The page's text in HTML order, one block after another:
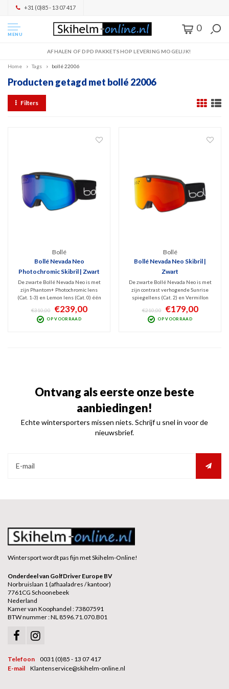
+31 (0)85 - 13 07 417
MENU
0
AFHALEN OF DPD PAKKETSHOP LEVERING MOGELIJK!
Home Tags bollé 22006
Producten getagd met bollé 22006
Filters
Bollé
Bollé Nevada Neo
Photochromic Skibril | Zwart
De zwarte Bollé Nevada Neo is met
zijn Phantom+ Photochromic lens
(Cat. 1-3) en Lemon lens (Cat. 0) één
van de meest geavanceerde
skibrillen. Dit Unisex topmodel Bollé
skibril in medium-large formaat is v.v.
€310,00 €239,00
OP VOORRAAD
Bollé
Bollé Nevada Neo Skibril |
Zwart
De zwarte Bollé Nevada Neo is met
zijn contrast verhogende Sunrise
spiegellens (Cat. 2) en Vermillon
Blue lens (Cat. 1) een prachtige
skibril. Bij dit Unisex Bollé model
kun je de lens wisselen bij omslaand
€210,00 €179,00
OP VOORRAAD
Ontvang als eerste onze beste
aanbiedingen!
Echte wintersporters missen niets. Schrijf u snel in voor de
nieuwsbrief.
Wintersport wordt pas fijn met Skihelm-Online!
Onderdeel van GolfDriver Europe BV
Norbruislaan 1 (afhaaladres / kantoor)
7761CG Schoonebeek
Nederland
Kamer van Koophandel : 73807591
BTW nummer : NL 8596.71.070.B01
Telefoon
0031 (0)85 - 13 07 417
E-mail
Klantenservice@skihelm-online.nl